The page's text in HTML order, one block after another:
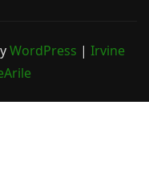
WordPress | Irvine